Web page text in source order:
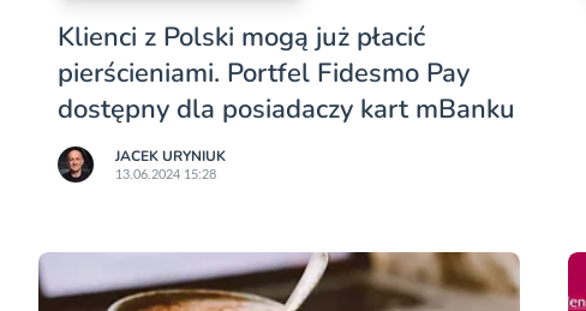
Klienci z Polski mogą już płacić
pierścieniami. Portfel Fidesmo Pay
dostępny dla posiadaczy kart mBanku
JACEK URYNIUK
13.06.2024 15:28